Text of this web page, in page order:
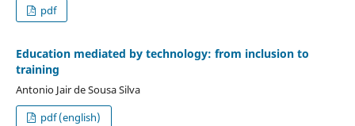
pdf
Education mediated by technology: from inclusion to
training
Antonio Jair de Sousa Silva
pdf (english)